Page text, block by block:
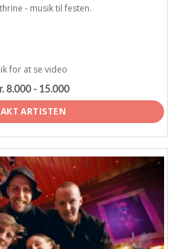
- musik til festen.
for at se video
8.000 - 15.000
ARTISTEN